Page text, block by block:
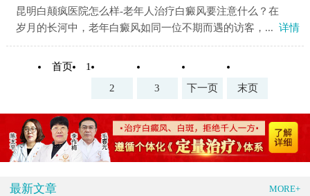
昆明白颠疯医院怎么样-老年人治疗白癜风要注意什么？在
岁月的长河中，老年白癜风如同一位不期而遇的访客，... 详情
首页
1
2
3 下一页 末页
最新文章 MORE+